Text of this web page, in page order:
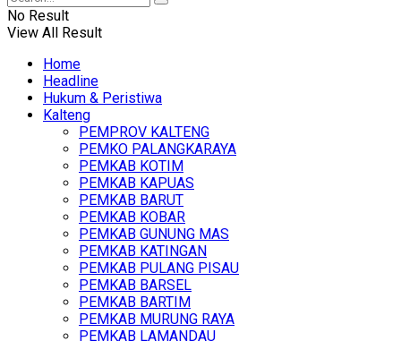
No Result
View All Result
Home
Headline
Hukum & Peristiwa
Kalteng
PEMPROV KALTENG
PEMKO PALANGKARAYA
PEMKAB KOTIM
PEMKAB KAPUAS
PEMKAB BARUT
PEMKAB KOBAR
PEMKAB GUNUNG MAS
PEMKAB KATINGAN
PEMKAB PULANG PISAU
PEMKAB BARSEL
PEMKAB BARTIM
PEMKAB MURUNG RAYA
PEMKAB LAMANDAU